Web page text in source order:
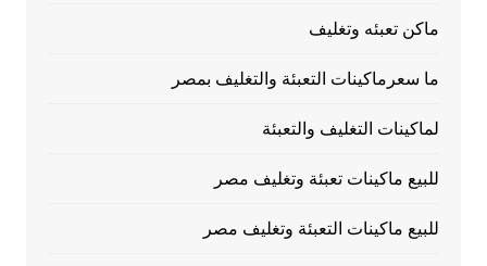
ماكن تعبئه وتغليف
ما سعرماكينات التعبئة والتغليف بمصر
لماكينات التغليف والتعبئة
للبيع ماكينات تعبئة وتغليف مصر
للبيع ماكينات التعبئة وتغليف مصر